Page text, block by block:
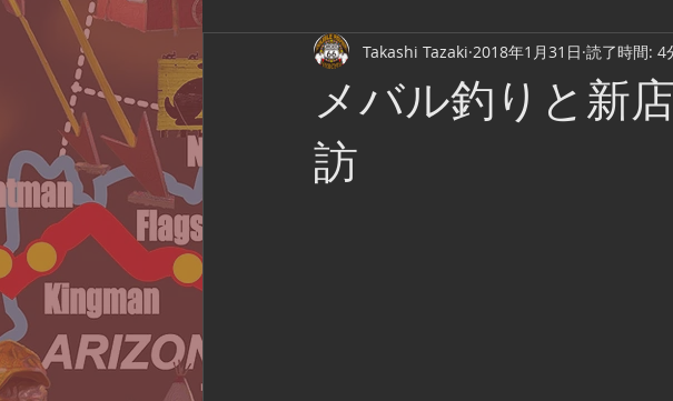
Route 66 Association of Japan Cook & Meal
Film Location
メバル釣りと新
訪
Takashi Tazaki 2018年1月31日 読了時間: 4